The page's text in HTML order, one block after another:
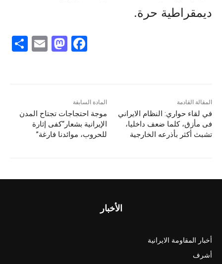
ديمقراطية حرة.
F
o
o
M
d
o
n
E
المادة السابقة
موجة احتجاجات تجتاح المدن
الإيرانية بشعار“كفى إثارة
للحروب، موائدنا فارغة”
المقالة القادمة
في لقاء حواري: النظام الایراني
فی مأزق، کلما ضعف داخلیا،
تشبث أکثر بأذرعه الخارجیة
الأخبار
أخبار المقاومة الايرانية
أشرف